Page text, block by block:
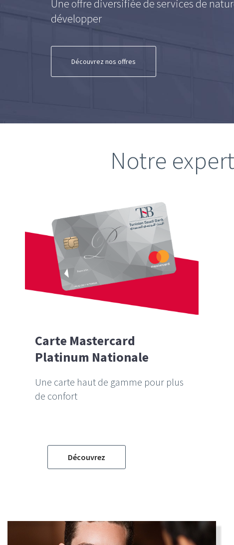
Une offre diversifiée de services de
développer
Découvrez nos offres
Notre
Carte Mastercard
Platinum Nationale
Une carte haut de gamme pour plus
de confort
Découvrez